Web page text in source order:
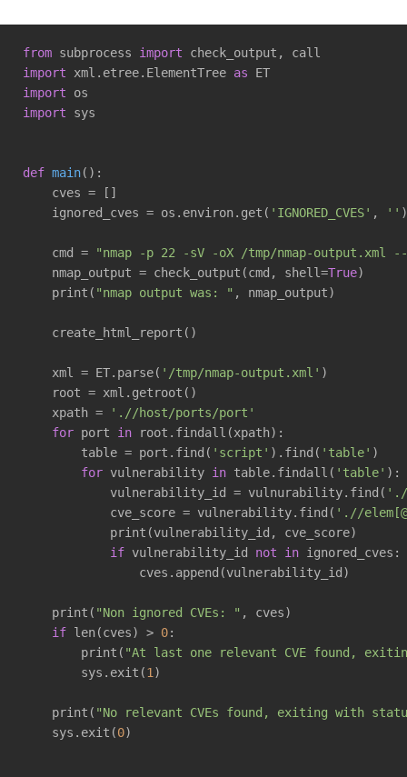
from subprocess import
import xml.etree.ElementTree as
import
import sys
def main() :
    cves = []
    ignored_cves = os.environ.get(
'IGNORED_CVES' , ''
    cmd =
"nmap -p 22 -sV -oX /tmp/nmap-output.xml
    nmap_output = check_output(cmd, shell=
True)
    print(
"nmap output was: " , nmap_output)
    create_html_report()
    xml = ET.parse(
'/tmp/nmap-output.xml' )
    root = xml.getroot()
    xpath =
'.//host/ports/port'
for port in root.findall(xpath):
        table = port.find(
'script' ).find( 'table' )
for vulnerability in table.findall( 'table' ):
            vulnerability_id = vulnurability.find(
            cve_score = vulnerability.find(
'.//
            print(vulnerability_id, cve_score)
if vulnerability_id not in ignored_cves:
                cves.append(vulnerability_id)
    print(
"Non ignored CVEs: " , cves)
if len(cves) > 0:
        print(
"At last one relevant CVE found,
        sys.exit(
1 )
    print(
"No relevant CVEs found, exiting with
    sys.exit(
0)